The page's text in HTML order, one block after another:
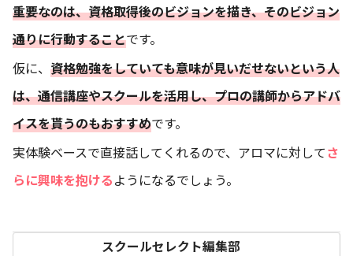
重要なのは、資格取得後のビジョンを描き、そのビジョン
通りに行動することです。
仮に、 資格勉強をしていても意味が見いだせないという人
は、通信講座やスクールを活用し、プロの講師からアドバ
イスを貰うのもおすすめです。
実体験ベースで直接話してくれるので、アロマに対してさ
らに興味を抱けるようになるでしょう。
スクールセレクト編集部